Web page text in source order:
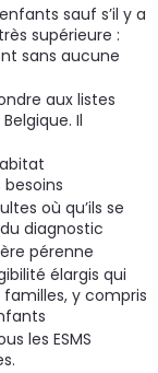
sauf s’il y a
supérieure :
sans aucune
aux listes
Il
besoins
où qu’ils se
diagnostic
pérenne
élargis qui
y compris
les ESMS